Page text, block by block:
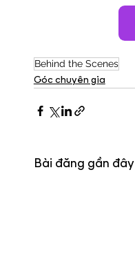
Behind the Scenes
Góc chuyên gia
Bài đăng gần đây